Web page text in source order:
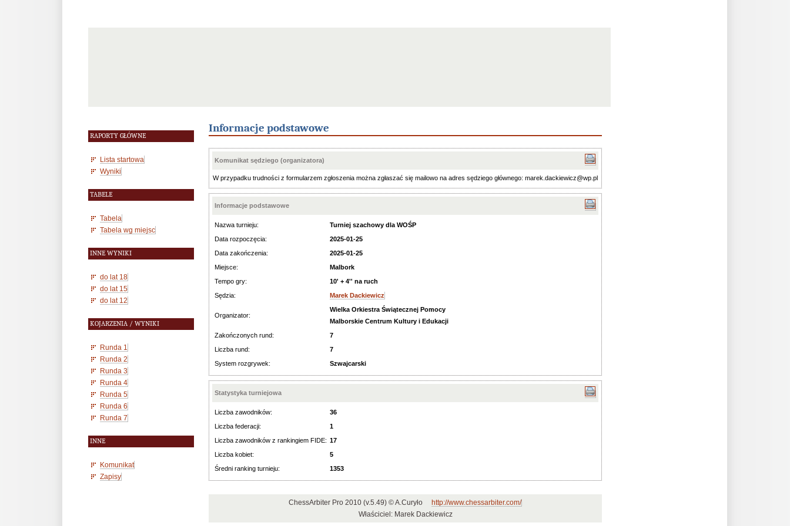
RAPORTY GŁÓWNE
Lista startowa
Wyniki
TABELE
Tabela
Tabela wg miejsc
INNE WYNIKI
do lat 18
do lat 15
do lat 12
KOJARZENIA / WYNIKI
Runda 1
Runda 2
Runda 3
Runda 4
Runda 5
Runda 6
Runda 7
INNE
Komunikat
Zapisy
Informacje podstawowe
Komunikat sędziego (organizatora)
W przypadku trudności z formularzem zgłoszenia można zgłaszać się mailowo na adres sędziego głównego: marek.dackiewicz@wp.pl
Informacje podstawowe
Nazwa turnieju:
Turniej szachowy dla WOŚP
Data rozpoczęcia:
2025-01-25
Data zakończenia:
2025-01-25
Miejsce:
Malbork
Tempo gry:
10' + 4'' na ruch
Sędzia:
Marek Dackiewicz
Organizator:
Wielka Orkiestra Świątecznej Pomocy
Malborskie Centrum Kultury i Edukacji
Zakończonych rund:
7
Liczba rund:
7
System rozgrywek:
Szwajcarski
Statystyka turniejowa
Liczba zawodników:
36
Liczba federacji:
1
Liczba zawodników z rankingiem FIDE: 17
Liczba kobiet:
5
Średni ranking turnieju:
1353
ChessArbiter Pro 2010 (v.5.49) © A.Curyło
http://www.chessarbiter.com/
Właściciel: Marek Dackiewicz